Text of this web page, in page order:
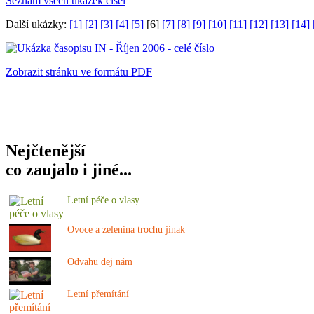
Další ukázky: [1] [2] [3] [4] [5] [6] [7] [8] [9] [10] [11] [12] [13] [14]
Zobrazit stránku ve formátu PDF
Nejčtenější
co zaujalo i jiné...
Letní péče o vlasy
Ovoce a zelenina trochu jinak
Odvahu dej nám
Letní přemítání